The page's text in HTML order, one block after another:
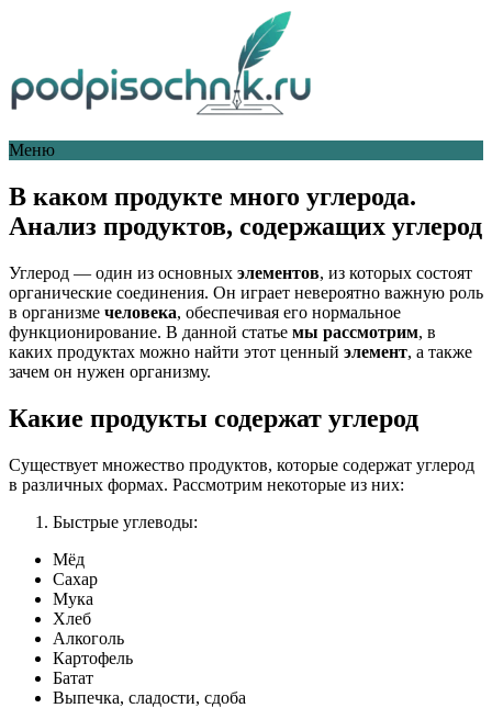
Меню
В каком продукте много углерода.
Анализ продуктов, содержащих углерод
Углерод — один из основных элементов, из которых состоят
органические соединения. Он играет невероятно важную роль
в организме человека, обеспечивая его нормальное
функционирование. В данной статье мы рассмотрим, в
каких продуктах можно найти этот ценный элемент, а также
зачем он нужен организму.
Какие продукты содержат углерод
Существует множество продуктов, которые содержат углерод
в различных формах. Рассмотрим некоторые из них:
Быстрые углеводы:
Мёд
Сахар
Мука
Хлеб
Алкоголь
Картофель
Батат
Выпечка, сладости, сдоба